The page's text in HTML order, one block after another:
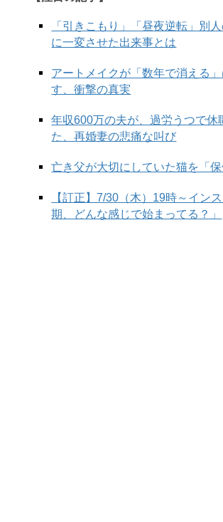
「引きこもり」「昼夜逆転」別
に一変させた出来事とは
アートメイクが「数年で消える
す、衝撃の真実
年収600万の夫が、過労うつで
た、再婚妻の悲痛な叫び
亡き父が大切にしていた猫を「
【訂正】7/30（木）19時～イン
期、どんな感じで始まってる？」